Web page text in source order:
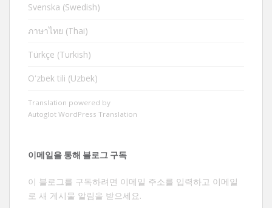
Svenska (Swedish)
ภาษาไทย (Thai)
Türkçe (Turkish)
Oʻzbek tili (Uzbek)
Translation powered by
Autoglot WordPress Translation
이메일을 통해 블로그 구독
이 블로그를 구독하려면 이메일 주소를 입력하고 이메일
로 새 게시물 알림을 받으세요.